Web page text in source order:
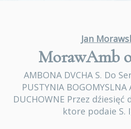
Jan
MorawAmb
AMBONA DVCHA S. Do
PUSTYNIA BOGOMYSLNA
DUCHOWNE Przez
ktore podaie S.